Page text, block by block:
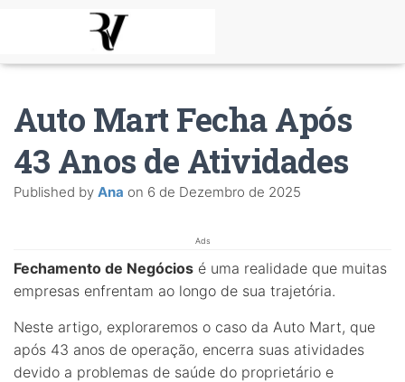
Auto Mart Fecha Após
43 Anos de Atividades
Published by Ana on 6 de Dezembro de 2025
Ads
Fechamento de Negócios é uma realidade que muitas
empresas enfrentam ao longo de sua trajetória.
Neste artigo, exploraremos o caso da Auto Mart, que
após 43 anos de operação, encerra suas atividades
devido a problemas de saúde do proprietário e